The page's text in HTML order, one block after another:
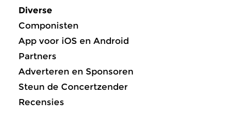
Diverse
Componisten
App voor iOS en Android
Partners
Adverteren en Sponsoren
Steun de Concertzender
Recensies